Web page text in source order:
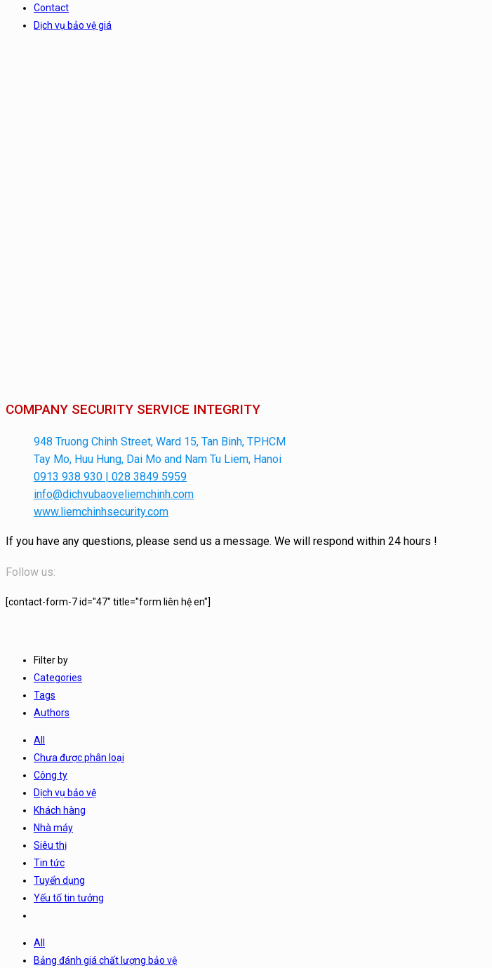
Contact
Dịch vụ bảo vệ giá
COMPANY SECURITY SERVICE INTEGRITY
948 Truong Chinh Street, Ward 15, Tan Binh, TP.HCM
Tay Mo, Huu Hung, Dai Mo and Nam Tu Liem, Hanoi
0913 938 930 | 028 3849 5959
info@dichvubaoveliemchinh.com
www.liemchinhsecurity.com
If you have any questions, please send us a message. We will respond within 24 hours !
Follow us:
[contact-form-7 id="47" title="form liên hệ en"]
Filter by
Categories
Tags
Authors
All
Chưa được phân loại
Công ty
Dịch vụ bảo vệ
Khách hàng
Nhà máy
Siêu thị
Tin tức
Tuyển dụng
Yếu tố tin tưởng
All
Bảng đánh giá chất lượng bảo vệ